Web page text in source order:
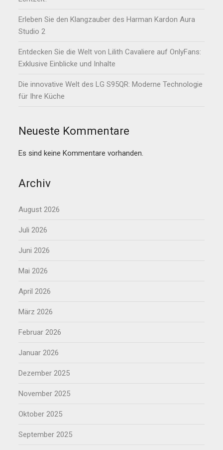
Erleben Sie den Klangzauber des Harman Kardon Aura
Studio 2
Entdecken Sie die Welt von Lilith Cavaliere auf OnlyFans:
Exklusive Einblicke und Inhalte
Die innovative Welt des LG S95QR: Moderne Technologie
für Ihre Küche
Neueste Kommentare
Es sind keine Kommentare vorhanden.
Archiv
August 2026
Juli 2026
Juni 2026
Mai 2026
April 2026
März 2026
Februar 2026
Januar 2026
Dezember 2025
November 2025
Oktober 2025
September 2025